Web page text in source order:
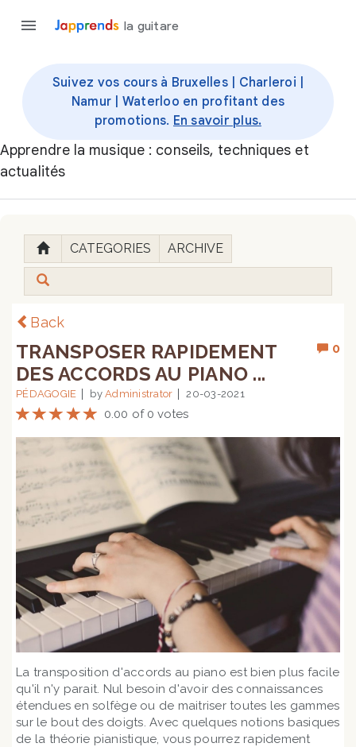
la guitare
Suivez vos cours à Bruxelles | Charleroi |
Namur | Waterloo en profitant des
promotions. En savoir plus.
Apprendre la musique : conseils, techniques et
actualités
CATEGORIES ARCHIVE
Back
0
TRANSPOSER RAPIDEMENT
DES ACCORDS AU PIANO ...
PÉDAGOGIE byAdministrator 20-03-2021
0.00 of 0 votes
La transposition d'accords au piano est bien plus facile
qu'il n'y parait. Nul besoin d'avoir des connaissances
étendues en solfège ou de maitriser toutes les gammes
sur le bout des doigts. Avec quelques notions basiques
de la théorie pianistique, vous pourrez rapidement